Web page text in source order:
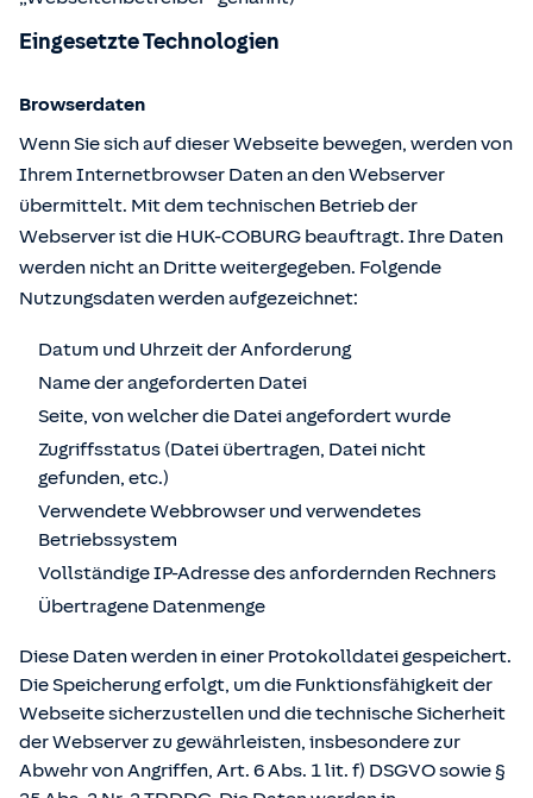
Eingesetzte Technologien
Browserdaten
Wenn Sie sich auf dieser Webseite bewegen, werden von
Ihrem Internetbrowser Daten an den Webserver
übermittelt. Mit dem technischen Betrieb der
Webserver ist die HUK-COBURG beauftragt. Ihre Daten
werden nicht an Dritte weitergegeben. Folgende
Nutzungsdaten werden aufgezeichnet:
Datum und Uhrzeit der Anforderung
Name der angeforderten Datei
Seite, von welcher die Datei angefordert wurde
Zugriffsstatus (Datei übertragen, Datei nicht
gefunden, etc.)
Verwendete Webbrowser und verwendetes
Betriebssystem
Vollständige IP-Adresse des anfordernden Rechners
Übertragene Datenmenge
Diese Daten werden in einer Protokolldatei gespeichert.
Die Speicherung erfolgt, um die Funktionsfähigkeit der
Webseite sicherzustellen und die technische Sicherheit
der Webserver zu gewährleisten, insbesondere zur
Abwehr von Angriffen, Art. 6 Abs. 1 lit. f) DSGVO sowie §